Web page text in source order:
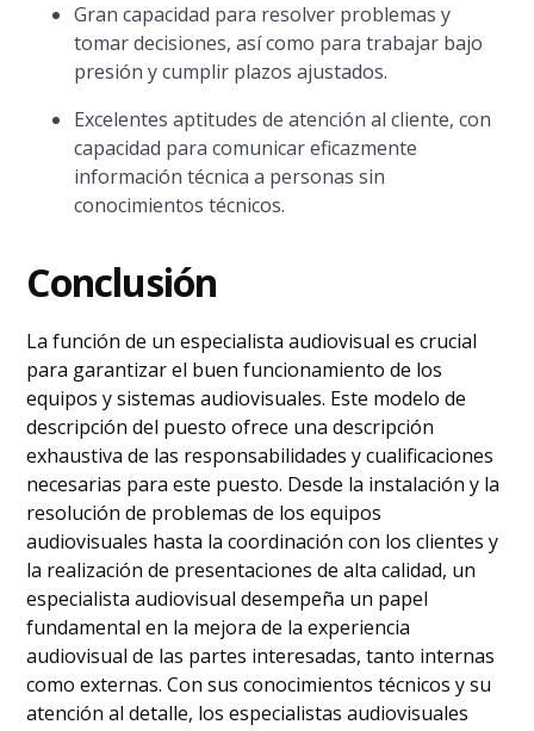
Gran capacidad para resolver problemas y
tomar decisiones, así como para trabajar bajo
presión y cumplir plazos ajustados.
Excelentes aptitudes de atención al cliente, con
capacidad para comunicar eficazmente
información técnica a personas sin
conocimientos técnicos.
Conclusión
La función de un especialista audiovisual es crucial
para garantizar el buen funcionamiento de los
equipos y sistemas audiovisuales. Este modelo de
descripción del puesto ofrece una descripción
exhaustiva de las responsabilidades y cualificaciones
necesarias para este puesto. Desde la instalación y la
resolución de problemas de los equipos
audiovisuales hasta la coordinación con los clientes y
la realización de presentaciones de alta calidad, un
especialista audiovisual desempeña un papel
fundamental en la mejora de la experiencia
audiovisual de las partes interesadas, tanto internas
como externas. Con sus conocimientos técnicos y su
atención al detalle, los especialistas audiovisuales